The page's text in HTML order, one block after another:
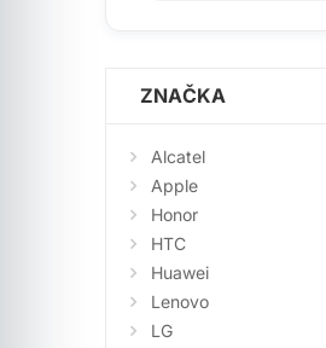
ZNAČKA
Alcatel
Apple
Honor
HTC
Huawei
Lenovo
LG